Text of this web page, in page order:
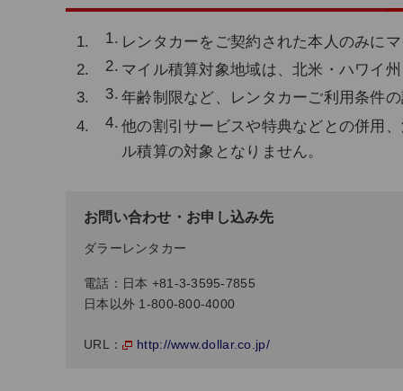
レンタカーをご契約された本人のみに
マイル積算対象地域は、北米・ハワイ
年齢制限など、レンタカーご利用条件
他の割引サービスや特典などとの併用
ル積算の対象となりません。
お問い合わせ・お申し込み先
ダラーレンタカー
電話：日本 +81-3-3595-7855
日本以外 1-800-800-4000
URL： http://www.dollar.co.jp/